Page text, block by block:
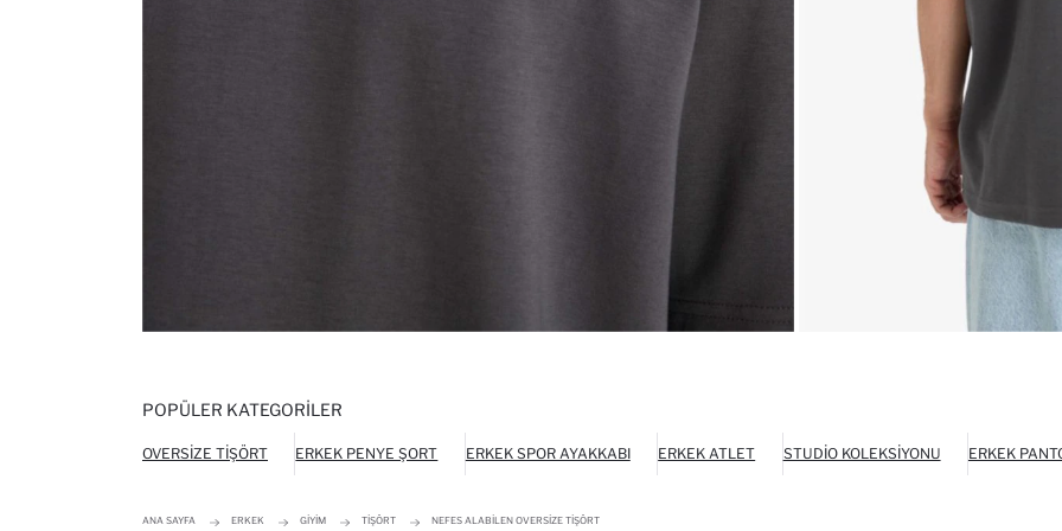
POPÜLER KATEGORILER
OVERSIZE TIŞÖRT ERKEK PENYE ŞORT ERKEK SPOR AYAKKABI ERKEK ATLET STUDIO KOLEKSIYONU ERKEK
ANA SAYFA ERKEK GIYIM TIŞÖRT NEFES ALABILEN OVERSIZE TIŞÖRT